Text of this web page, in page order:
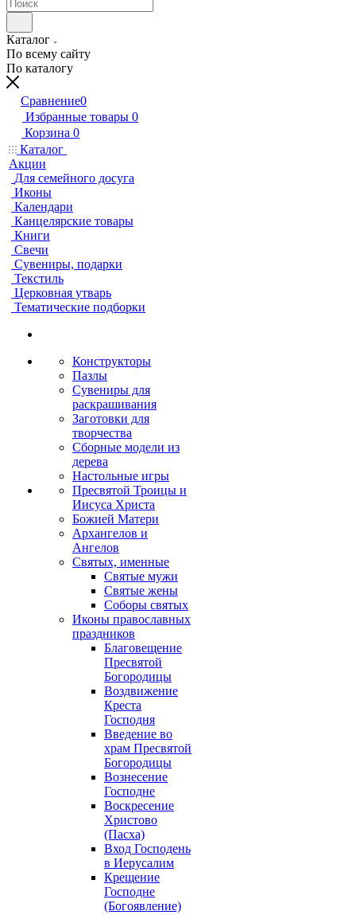
Каталог
По всему сайту
По каталогу
Сравнение0
Избранные товары 0
Корзина 0
Каталог
Акции
Для семейного досуга
Иконы
Календари
Канцелярские товары
Книги
Свечи
Сувениры, подарки
Текстиль
Церковная утварь
Тематические подборки
Конструкторы
Пазлы
Сувениры для
раскрашивания
Заготовки для
творчества
Сборные модели из
дерева
Настольные игры
Пресвятой Троицы и
Иисуса Христа
Божией Матери
Архангелов и
Ангелов
Святых, именные
Святые мужи
Святые жены
Соборы святых
Иконы православных
праздников
Благовещение
Пресвятой
Богородицы
Воздвижение
Креста
Господня
Введение во
храм Пресвятой
Богородицы
Вознесение
Господне
Воскресение
Христово
(Пасха)
Вход Господень
в Иерусалим
Крещение
Господне
(Богоявление)